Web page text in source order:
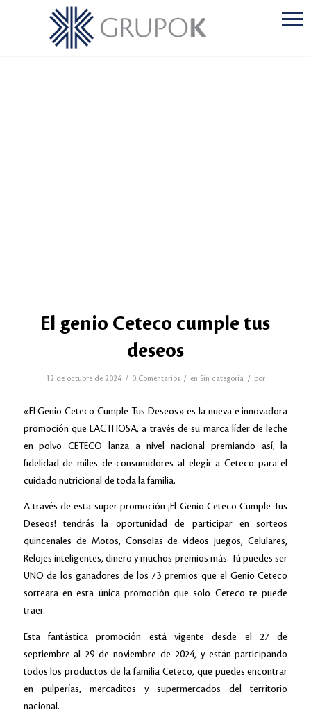
El genio Ceteco cumple tus
deseos
12 de octubre de 2024 / 0 Comentarios / en Sin categoría / por
«El Genio Ceteco Cumple Tus Deseos» es la nueva e innovadora
promoción que LACTHOSA, a través de su marca líder de leche
en polvo CETECO lanza a nivel nacional premiando así, la
fidelidad de miles de consumidores al elegir a Ceteco para el
cuidado nutricional de toda la familia.
A través de esta super promoción ¡El Genio Ceteco Cumple Tus
Deseos! tendrás la oportunidad de participar en sorteos
quincenales de Motos, Consolas de videos juegos, Celulares,
Relojes inteligentes, dinero y muchos premios más. Tú puedes ser
UNO de los ganadores de los 73 premios que el Genio Ceteco
sorteara en esta única promoción que solo Ceteco te puede
traer.
Esta fantástica promoción está vigente desde el 27 de
septiembre al 29 de noviembre de 2024, y están participando
todos los productos de la familia Ceteco, que puedes encontrar
en pulperías, mercaditos y supermercados del territorio
nacional.